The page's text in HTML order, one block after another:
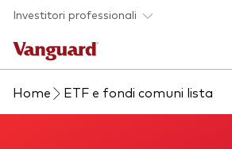
Skip to main content
Investitori professionali
Prodotti di investimento
Home ETF e fondi comuni lista